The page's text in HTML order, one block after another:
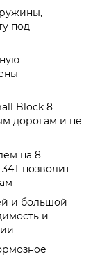
под
Block 8
дорогам и не
на 8
позволит
и большой
и